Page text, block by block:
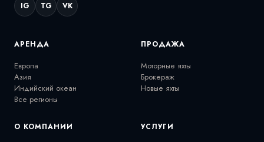
IG TG VK
АРЕНДА
Европа
Азия
Индийский океан
Все регионы
ПРОДАЖА
Моторные яхты
Брокераж
Новые яхты
О КОМПАНИИ УСЛУГИ